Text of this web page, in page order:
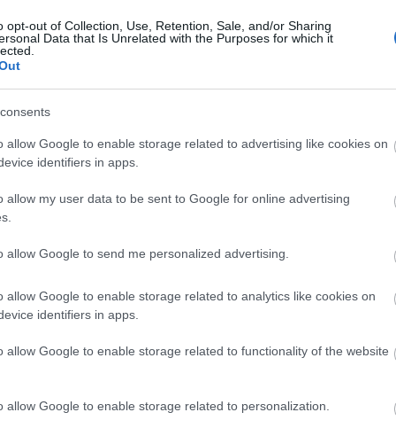
opt-out of Collection, Use, Retention, Sale, and/or Sharing
Data that Is Unrelated with the Purposes for which it
allow Google to enable storage related to advertising like cookies on
identifiers in apps.
allow my user data to be sent to Google for online advertising
allow Google to send me personalized advertising.
allow Google to enable storage related to analytics like cookies on
identifiers in apps.
allow Google to enable storage related to functionality of the website
allow Google to enable storage related to personalization.
της για τις κεφαλαιουχικές
δολάρια και αναμένει ότι τα
δολάρια καθ' όλη τη διάρκεια του
18:49